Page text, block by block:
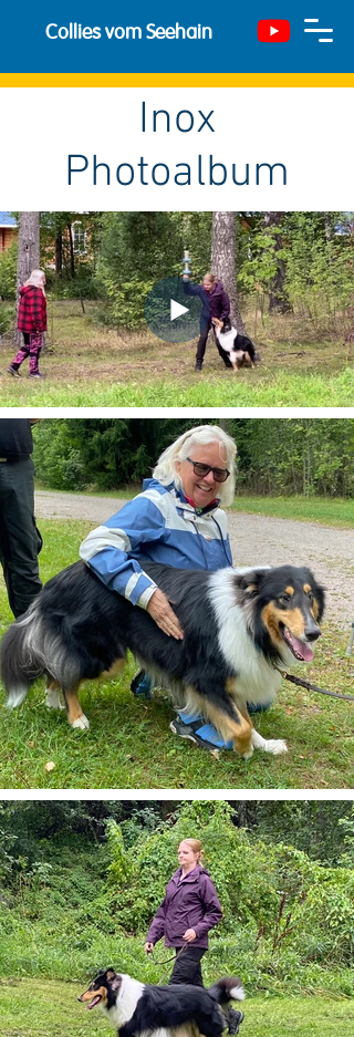
Collies vom Seehain
Inox
Photoalbum